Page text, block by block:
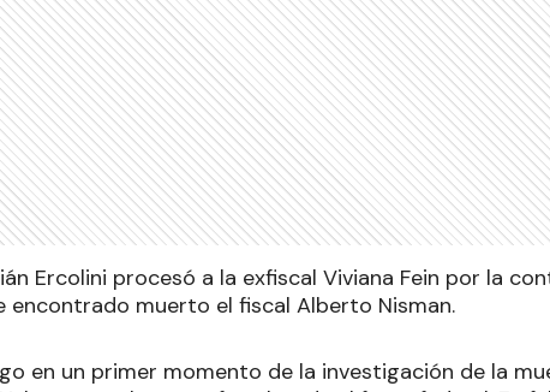
Ercolini procesó a la exfiscal Viviana Fein por la
encontrado muerto el fiscal Alberto Nisman.
en un primer momento de la investigación de la